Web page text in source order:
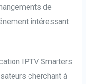
de
intéressant
IPTV Smarters
cherchant à